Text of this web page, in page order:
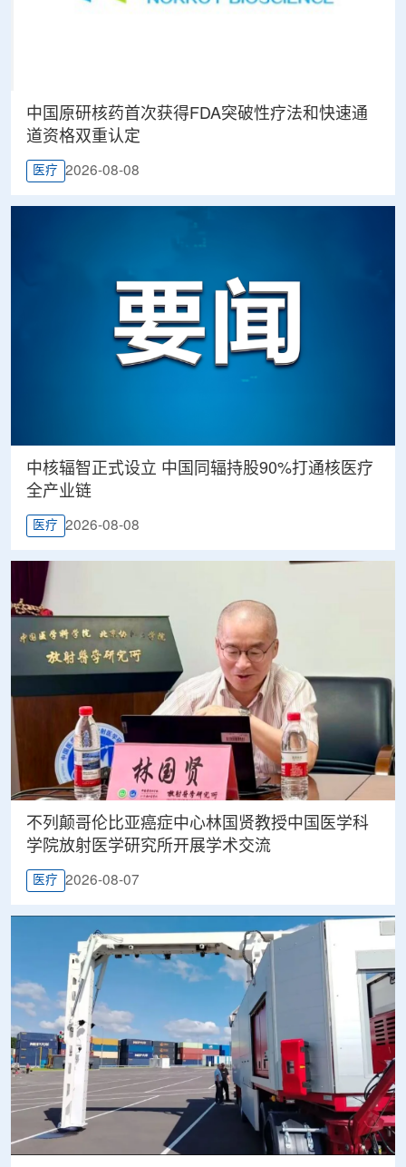
中国原研核药首次获得FDA突破性疗法和快速通
道资格双重认定
医疗 2026-08-08
中核辐智正式设立 中国同辐持股90%打通核医疗
全产业链
医疗 2026-08-08
不列颠哥伦比亚癌症中心林国贤教授中国医学科
学院放射医学研究所开展学术交流
医疗 2026-08-07